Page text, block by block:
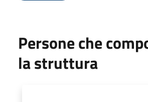
Persone che
la struttura